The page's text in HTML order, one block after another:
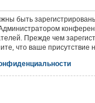
быть
Прежде чем
что ваше присутствие